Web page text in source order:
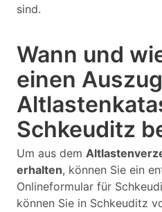
sind.
Wann und
einen
Schkeuditz
Um aus dem
erhalten, können Sie ein
Onlineformular für
können Sie in Schkeuditz